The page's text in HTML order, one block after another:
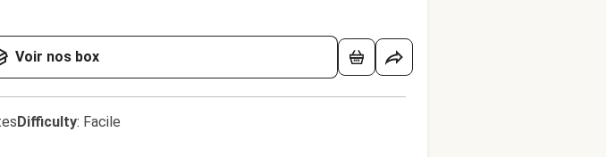
Voir nos box
Difficulty: Facile